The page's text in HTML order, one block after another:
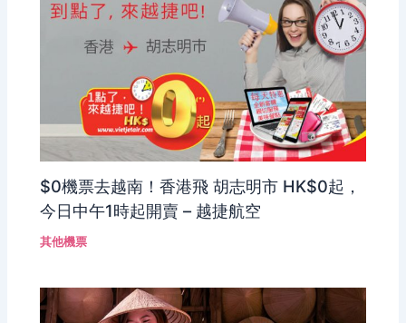
$0機票去越南！香港飛 胡志明市 HK$0起，
今日中午1時起開賣 – 越捷航空
其他機票